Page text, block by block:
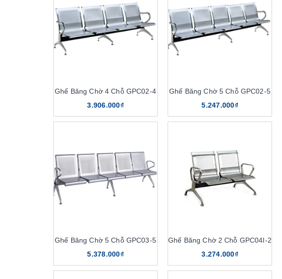
Ghế Băng Chờ 4 Chỗ GPC02-4
3.906.000₫
Ghế Băng Chờ 5 Chỗ GPC02-5
5.247.000₫
Ghế Băng Chờ 5 Chỗ GPC03-5
5.378.000₫
Ghế Băng Chờ 2 Chỗ GPC04I-2
3.274.000₫